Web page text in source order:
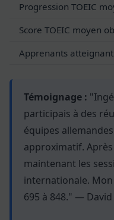
Progression TOEIC
Score TOEIC moyen
Apprenants
Témoignage :
participais à des
équipes
approximatif.
maintenant les
internationale. Mon
695 à 848." — David